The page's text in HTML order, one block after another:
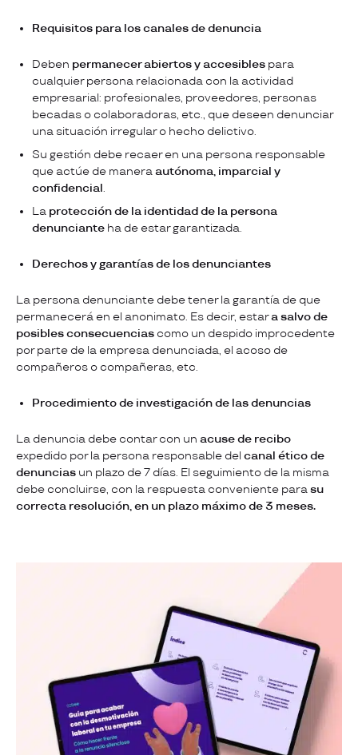
Requisitos para los canales de denuncia
Deben permanecer abiertos y accesibles para
cualquier persona relacionada con la actividad
empresarial: profesionales, proveedores, personas
becadas o colaboradoras, etc., que deseen denunciar
una situación irregular o hecho delictivo.
Su gestión debe recaer en una persona responsable
que actúe de maneraautónoma, imparcial y
confidencial.
La protección de la identidad de la persona
denunciante ha de estar garantizada.
Derechos y garantías de los denunciantes
La persona denunciante debe tener la garantía de que
permanecerá en el anonimato. Es decir, estara salvo de
posibles consecuencias como un despido improcedente
por parte de la empresa denunciada, el acoso de
compañeros o compañeras, etc.
Procedimiento de investigación de las denuncias
La denuncia debe contar con un acuse de recibo
expedido por la persona responsable del canal ético de
denuncias un plazo de 7 días. El seguimiento de la misma
debe concluirse, con la respuesta conveniente parasu
correcta resolución, en un plazo máximo de 3 meses.